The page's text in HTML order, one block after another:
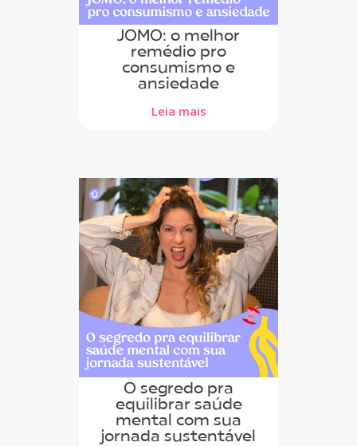
JOMO: o melhor
remédio pro
consumismo e
ansiedade
Leia mais
O segredo pra
equilibrar saúde
mental com sua
jornada sustentável